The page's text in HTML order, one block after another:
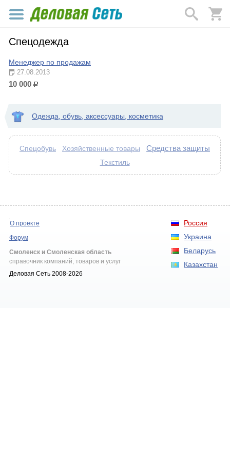
Спецодежда
Менеджер по продажам
27.08.2013
10 000 р.
Одежда, обувь, аксессуары, косметика
Спецобувь Хозяйственные товары Средства защиты
Текстиль
Россия
Украина
Беларусь
Казахстан
О проекте
Форум
Смоленск и Смоленская область
справочник компаний, товаров и услуг
Деловая Сеть 2008-2026